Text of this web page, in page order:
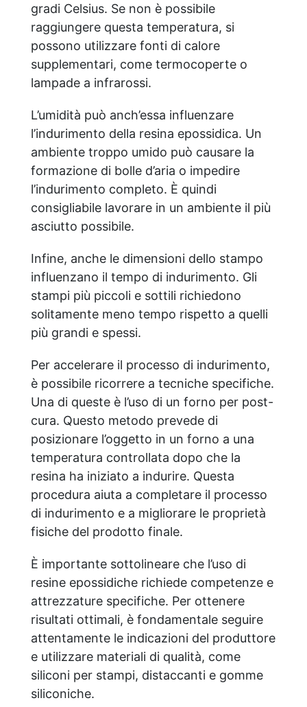
gradi Celsius. Se non è possibile
raggiungere questa temperatura, si
possono utilizzare fonti di calore
supplementari, come termocoperte o
lampade a infrarossi.
L’umidità può anch’essa influenzare
l’indurimento della resina epossidica. Un
ambiente troppo umido può causare la
formazione di bolle d’aria o impedire
l’indurimento completo. È quindi
consigliabile lavorare in un ambiente il più
asciutto possibile.
Infine, anche le dimensioni dello stampo
influenzano il tempo di indurimento. Gli
stampi più piccoli e sottili richiedono
solitamente meno tempo rispetto a quelli
più grandi e spessi.
Per accelerare il processo di indurimento,
è possibile ricorrere a tecniche specifiche.
Una di queste è l’uso di un forno per post-
cura. Questo metodo prevede di
posizionare l’oggetto in un forno a una
temperatura controllata dopo che la
resina ha iniziato a indurire. Questa
procedura aiuta a completare il processo
di indurimento e a migliorare le proprietà
fisiche del prodotto finale.
È importante sottolineare che l’uso di
resine epossidiche richiede competenze e
attrezzature specifiche. Per ottenere
risultati ottimali, è fondamentale seguire
attentamente le indicazioni del produttore
e utilizzare materiali di qualità, come
siliconi per stampi, distaccanti e gomme
siliconiche.